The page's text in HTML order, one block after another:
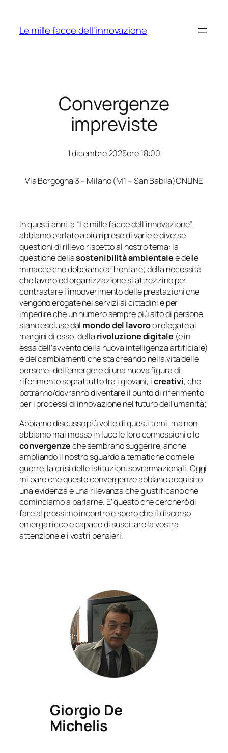
content
Le mille facce dell'innovazione
Convergenze
impreviste
1 dicembre 2025ore 18:00
Via Borgogna 3 – Milano (M1 – San Babila)ONLINE
In questi anni, a “Le mille facce dell’innovazione”,
abbiamo parlato a più riprese di varie e diverse
questioni di rilievo rispetto al nostro tema: la
questione dellasostenibilità ambientalee delle
minacce che dobbiamo affrontare; della necessità
che lavoro ed organizzazione si attrezzino per
contrastare l’impoverimento delle prestazioni che
vengono erogate nei servizi ai cittadini e per
impedire che un numero sempre più alto di persone
siano escluse dal mondo del lavoroo relegate ai
margini di esso; della rivoluzione digitale (e in
essa dell’avvento della nuova intelligenza artificiale)
e dei cambiamenti che sta creando nella vita delle
persone; dell’emergere di una nuova figura di
riferimento soprattutto tra i giovani, icreativi, che
potranno/dovranno diventare il punto di riferimento
per i processi di innovazione nel futuro dell’umanità;
Abbiamo discusso più volte di questi temi, ma non
abbiamo mai messo in luce le loro connessioni e le
convergenzeche sembrano suggerire, anche
ampliando il nostro sguardo a tematiche come le
guerre, la crisi delle istituzioni sovrannazionali, Oggi
mi pare che queste convergenze abbiano acquisito
una evidenza e una rilevanza che giustificano che
cominciamo a parlarne. E’ questo che cercherò di
fare al prossimo incontro e spero che il discorso
emerga ricco e capace di suscitare la vostra
attenzione e i vostri pensieri.
Giorgio De
Michelis